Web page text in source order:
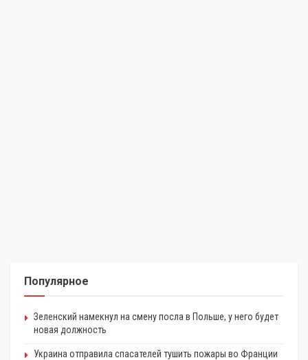
Популярное
Зеленский намекнул на смену посла в Польше, у него будет
новая должность
Украина отправила спасателей тушить пожары во Франции